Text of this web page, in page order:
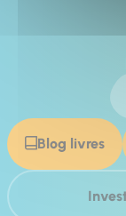
Blog livres